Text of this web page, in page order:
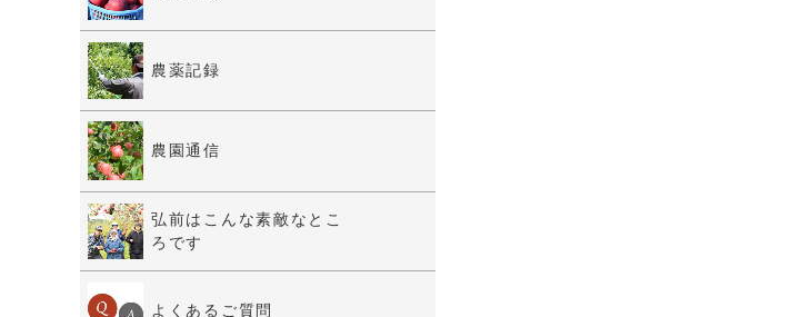
農薬記録
農園通信
弘前はこんな素敵なとこ
ろです
よくあるご質問